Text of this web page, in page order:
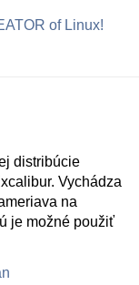
of Linux!
distribúcie
Vychádza
na
je možné použiť